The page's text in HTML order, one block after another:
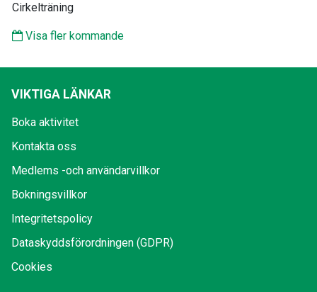
Cirkelträning
Visa fler kommande
VIKTIGA LÄNKAR
Boka aktivitet
Kontakta oss
Medlems -och användarvillkor
Bokningsvillkor
Integritetspolicy
Dataskyddsförordningen (GDPR)
Cookies